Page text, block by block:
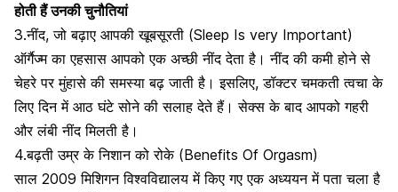
होती हैं उनकी चुनौतियां
3.नींद, जो बढ़ाए आपकी खूबसूरती (Sleep Is very Important)
ऑर्गैज्म का एहसास आपको एक अच्छी नींद देता है। नींद की कमी होने से
चेहरे पर मुंहासे की समस्या बढ़ जाती है। इसलिए, डॉक्टर चमकती त्वचा के
लिए दिन में आठ घंटे सोने की सलाह देते हैं। सेक्स के बाद आपको गहरी
और लंबी नींद मिलती है।
4.बढ़ती उम्र के निशान को रोके (Benefits Of Orgasm)
साल 2009 मिशिगन विश्वविद्यालय में किए गए एक अध्ययन में पता चला है